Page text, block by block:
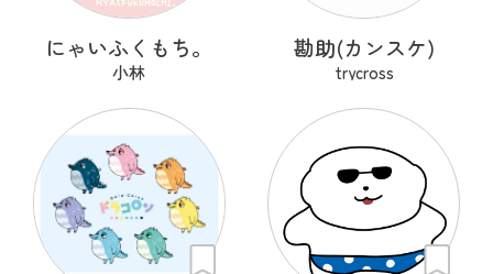
にゃいふくもち。
小林
勘助(カンスケ)
trycross